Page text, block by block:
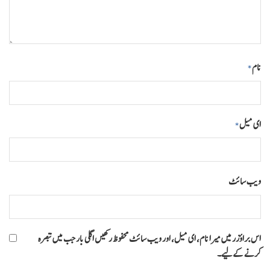
نام*
ای میل*
ویب‌ سائٹ
اس براؤزر میں میرا نام، ای میل، اور ویب سائٹ محفوظ رکھیں اگلی بار جب میں تبصرہ
کرنے کےلیے۔